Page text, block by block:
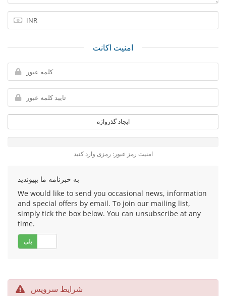
امنیت اکانت
ایجاد گذرواژه
امنیت رمز عبور: رمزی وارد کنید
به خبرنامه ما بپیوندید
We would like to send you occasional news, information
and special offers by email. To join our mailing list,
simply tick the box below. You can unsubscribe at any
time.
بلی
شرایط سرویس